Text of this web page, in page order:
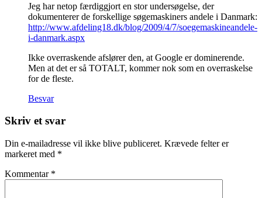
Jeg har netop færdiggjort en stor undersøgelse, der
dokumenterer de forskellige søgemaskiners andele i Danmark:
http://www.afdeling18.dk/blog/2009/4/7/soegemaskineandele-
i-danmark.aspx
Ikke overraskende afslører den, at Google er dominerende.
Men at det er så TOTALT, kommer nok som en overraskelse
for de fleste.
Besvar
Skriv et svar
Din e-mailadresse vil ikke blive publiceret. Krævede felter er
markeret med *
Kommentar *